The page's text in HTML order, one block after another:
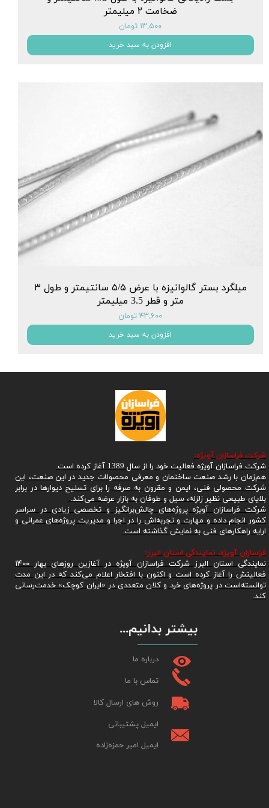
ضخامت ۲ میلیمتر
۱۳,۵۰۰ تومان
افزودن به سبد خرید
میلگرد بستر گالوانیزه با عرض ۵/۵ سانتیمتر و طول ۳
متر و قطر 3.5 میلیمتر
۴۳,۶۰۰ تومان
افزودن به سبد خرید
شرکتفراسازان آویژه:
شرکت فراسازان آویژه فعالیت خود را از سال 1389 آغاز کرده است.
هم‌زمان با رشد صنعت ساختمان و معرفی محصولات جدید در این صنعت، این
شرکت محصولی فنی، ایمن و مقرون به صرفه را برای تسلیح دیوارها در برابر
بلایای طبیعی نظیر زلزله، سیل و طوفان به بازار عرضه می‌کند.
شرکت فراسازان آویژه پروژه‌های چالش‌برانگیز و تخصصی زیادی در سراسر
کشور انجام داده و مهارت و تجربه‌اش را در اجرا و مدیریت پروژه‌های عمرانی و
ارایه راهکارهای فنی به نمایش گذاشته است.
فراسازان آویژه، نمایندگی استان البرز:
نمایندگی استان البرز شرکت فراسازان آویژه در آغازین روزهای بهار ۱۴۰۰
فعالیتش را آغاز کرده است و اکنون با افتخار اعلام می‌کند که در این مدت
توانسته‌است در پروژه‌های خرد و کلان متعددی در «ایران کوچک» خدمت‌رسانی
کند.
بیشتر بدانیم...
درباره ما
تماس با ما
روش های ارسال کالا
ایمیل پشتیبانی
ایمیل امیر حمزه‌زاده